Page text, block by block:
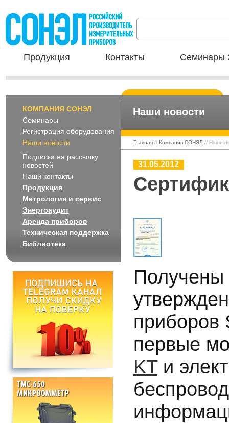
Продукция Контакты Семинары
КОМПАНИЯ СОНЭЛ
Семинары
Регистрация оборудования
Наши новости
Подписка на рассылку
новостей
Наши контакты
Продукция
Метрология и сервис
Энергоаудит
Аренда приборов
Техническая поддержка
Библиотека
Наши новости
Главная // Компания СОНЭЛ // Наши
31.05.2012
Получены
приборов
первые
KTи